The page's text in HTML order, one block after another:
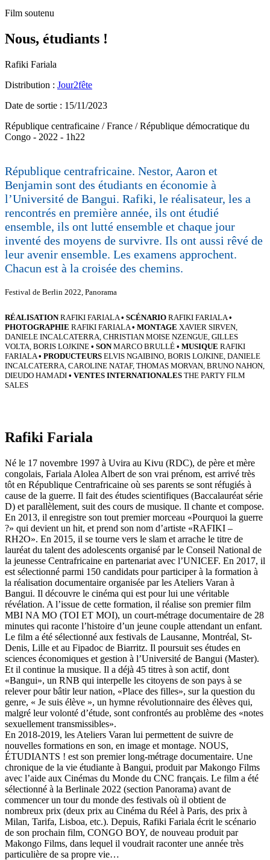
Film soutenu
Nous, étudiants !
Rafiki Fariala
Distribution : Jour2fête
Date de sortie : 15/11/2023
République centraficaine / France / République démocratique du
Congo - 2022 - 1h22
République centrafricaine. Nestor, Aaron et
Benjamin sont des étudiants en économie à
l’Université de Bangui. Rafiki, le réalisateur, les a
rencontrés en première année, ils ont étudié
ensemble, ils ont lutté ensemble et chaque jour
inventé des moyens de survivre. Ils ont aussi rêvé de
leur avenir ensemble. Les examens approchent.
Chacun est à la croisée des chemins.
Festival de Berlin 2022, Panorama
RÉALISATIONRAFIKI FARIALA • SCÉNARIO RAFIKI FARIALA •
PHOTOGRAPHIE RAFIKI FARIALA • MONTAGE XAVIER SIRVEN,
DANIELE INCALCATERRA, CHRISTIAN MOISE NZENGUE, GILLES
VOLTA, BORIS LOJKINE • SONMARCO BRULLÉ • MUSIQUE RAFIKI
FARIALA • PRODUCTEURS ELVIS NGAIBINO, BORIS LOJKINE, DANIELE
INCALCATERRA, CAROLINE NATAF, THOMAS MORVAN, BRUNO NAHON,
DIEUDO HAMADI • VENTES INTERNATIONALES THE PARTY FILM
SALES
Rafiki Fariala
Né le 17 novembre 1997 à Uvira au Kivu (RDC), de père et mère
congolais, Fariala Alolea Albert de son vrai prénom, est arrivé très
tôt en République Centrafricaine où ses parents se sont réfugiés à
cause de la guerre. Il fait des études scientifiques (Baccalauréat série
D) et parallèlement, suit des cours de musique. Il chante et compose.
En 2013, il enregistre son tout premier morceau «Pourquoi la guerre
?» qui devient un hit, et prend son nom d’artiste «RAFIKI –
RH2O». En 2015, il se tourne vers le slam et arrache le titre de
lauréat du talent des adolescents organisé par le Conseil National de
la jeunesse Centrafricaine en partenariat avec l’UNICEF. En 2017, il
est sélectionné parmi 150 candidats pour participer à la formation à
la réalisation documentaire organisée par les Ateliers Varan à
Bangui. Il découvre le cinéma qui est pour lui une véritable
révélation. A l’issue de cette formation, il réalise son premier film
MBI NA MO (TOI ET MOI), un court-métrage documentaire de 28
minutes qui raconte l’histoire d’un jeune couple attendant un enfant.
Le film a été sélectionné aux festivals de Lausanne, Montréal, St-
Denis, Lille et au Fipadoc de Biarritz. Il poursuit ses études en
sciences économiques et gestion à l’Université de Bangui (Master).
Et il continue la musique. Il a déjà 45 titres à son actif, dont
«Bangui», un RNB qui interpelle les citoyens de son pays à se
relever pour bâtir leur nation, «Place des filles», sur la question du
genre, « Je suis élève », un hymne révolutionnaire des élèves qui,
malgré leur volonté d’étude, sont confrontés au problème des «notes
sexuellement transmissibles».
En 2018-2019, les Ateliers Varan lui permettent de suivre de
nouvelles formations en son, en image et montage. NOUS,
ÉTUDIANTS ! est son premier long-métrage documentaire. Une
chronique de la vie étudiante à Bangui, produit par Makongo Films
avec l’aide aux Cinémas du Monde du CNC français. Le film a été
sélectionné à la Berlinale 2022 (section Panorama) avant de
commencer un tour du monde des festivals où il obtient de
nombreux prix (deux prix au Cinéma du Réel à Paris, des prix à
Milan, Tarifa, Lisboa, etc.). Depuis, Rafiki Fariala écrit le scénario
de son prochain film, CONGO BOY, de nouveau produit par
Makongo Films, dans lequel il voudrait raconter une année très
particulière de sa propre vie…